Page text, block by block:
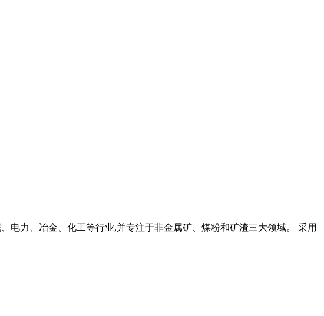
力、冶金、化工等行业,并专注于非金属矿、煤粉和矿渣三大领域。 采用